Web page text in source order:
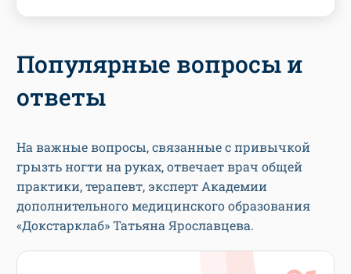
Популярные вопросы и
ответы
На важные вопросы, связанные с привычкой
грызть ногти на руках, отвечает врач общей
практики, терапевт, эксперт Академии
дополнительного медицинского образования
«Докстарклаб» Татьяна Ярославцева.